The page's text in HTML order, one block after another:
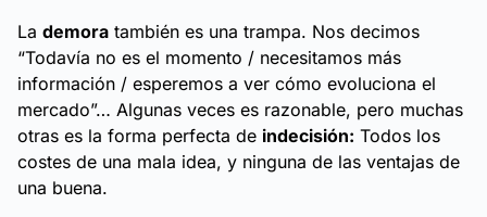
La demora también es una trampa. Nos decimos
“Todavía no es el momento / necesitamos más
información / esperemos a ver cómo evoluciona el
mercado”… Algunas veces es razonable, pero muchas
otras es la forma perfecta de indecisión: Todos los
costes de una mala idea, y ninguna de las ventajas de
una buena.